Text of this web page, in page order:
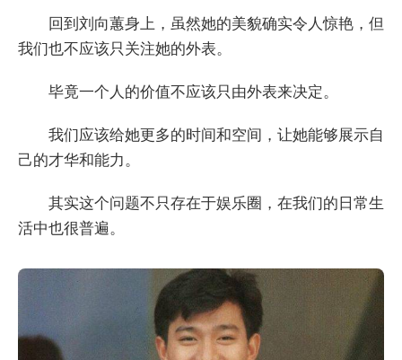
回到刘向蕙身上，虽然她的美貌确实令人惊艳，但
我们也不应该只关注她的外表。
毕竟一个人的价值不应该只由外表来决定。
我们应该给她更多的时间和空间，让她能够展示自
己的才华和能力。
其实这个问题不只存在于娱乐圈，在我们的日常生
活中也很普遍。